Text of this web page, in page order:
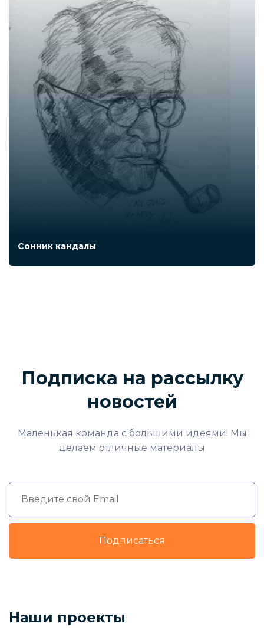
Сонник кандалы
Подписка на рассылку
новостей
Маленькая команда с большими идеями! Мы
делаем отличные материалы
Подписаться
Наши проекты